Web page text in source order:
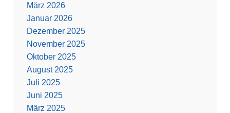
März 2026
Januar 2026
Dezember 2025
November 2025
Oktober 2025
August 2025
Juli 2025
Juni 2025
März 2025